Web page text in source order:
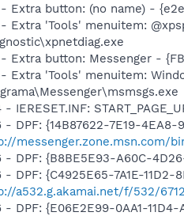
- Extra button: (no name) -
- Extra 'Tools' menuitem:
Extra button: Messenger -
Extra 'Tools' menuitem:
- IERESET.INF:
- DPF: {14B87622-7E19-
messenger.zone.msn.com/
- DPF: {B8BE5E93-A60C-
- DPF: {C4925E65-7A1E-
a532.g.akamai.net/f/532/
- DPF: {E06E2E99-0AA1-